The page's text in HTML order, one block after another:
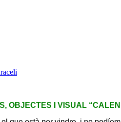
OBJECTES I VISUAL